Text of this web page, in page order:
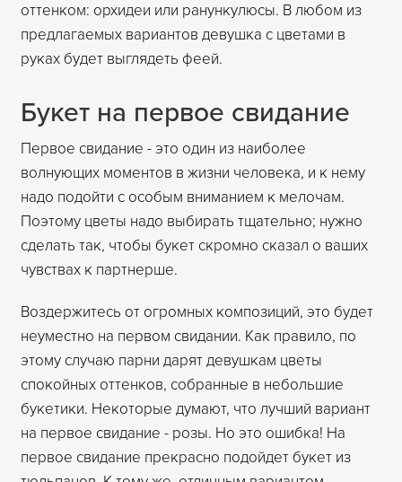
оттенком: орхидеи или ранункулюсы. В любом из
предлагаемых вариантов девушка с цветами в
руках будет выглядеть феей.
Букет на первое свидание
Первое свидание - это один из наиболее
волнующих моментов в жизни человека, и к нему
надо подойти с особым вниманием к мелочам.
Поэтому цветы надо выбирать тщательно; нужно
сделать так, чтобы букет скромно сказал о ваших
чувствах к партнерше.
Воздержитесь от огромных композиций, это будет
неуместно на первом свидании. Как правило, по
этому случаю парни дарят девушкам цветы
спокойных оттенков, собранные в небольшие
букетики. Некоторые думают, что лучший вариант
на первое свидание - розы. Но это ошибка! На
первое свидание прекрасно подойдет букет из